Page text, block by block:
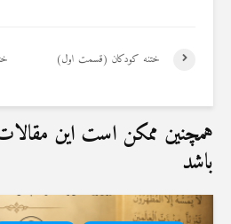
ختنه کودکان (قسمت اول)
همچنین ممکن است این مقالات
باشد